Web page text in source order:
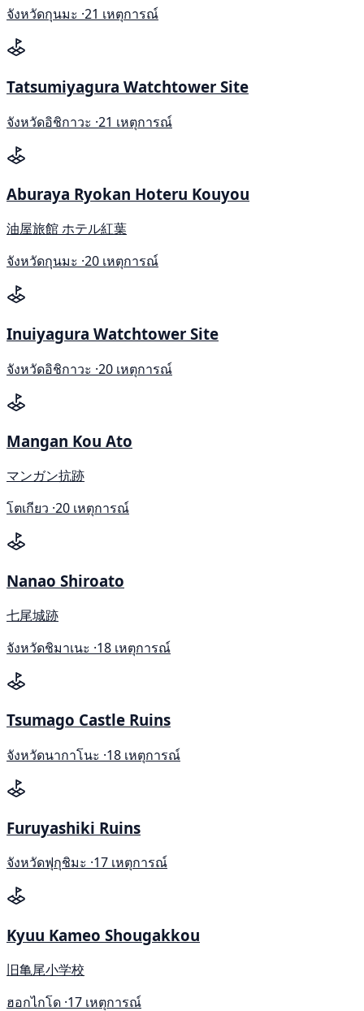
จังหวัดกุนมะ ·21 เหตุการณ์
Tatsumiyagura Watchtower Site
จังหวัดอิชิกาวะ ·21 เหตุการณ์
Aburaya Ryokan Hoteru Kouyou
油屋旅館 ホテル紅葉
จังหวัดกุนมะ ·20 เหตุการณ์
Inuiyagura Watchtower Site
จังหวัดอิชิกาวะ ·20 เหตุการณ์
Mangan Kou Ato
マンガン抗跡
โตเกียว ·20 เหตุการณ์
Nanao Shiroato
七尾城跡
จังหวัดชิมาเนะ ·18 เหตุการณ์
Tsumago Castle Ruins
จังหวัดนากาโนะ ·18 เหตุการณ์
Furuyashiki Ruins
จังหวัดฟุกุชิมะ ·17 เหตุการณ์
Kyuu Kameo Shougakkou
旧亀尾小学校
ฮอกไกโด ·17 เหตุการณ์